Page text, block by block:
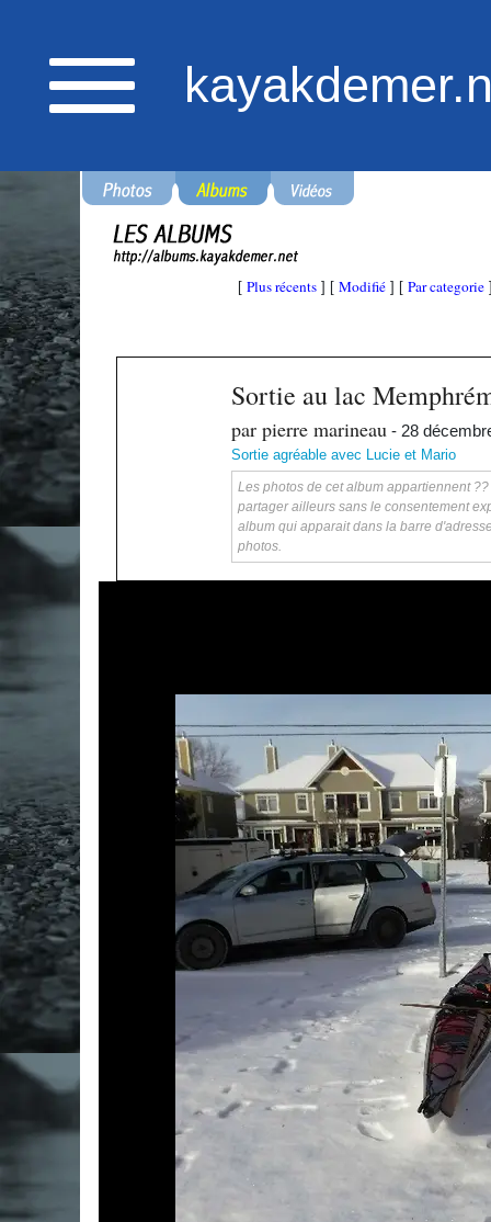
[ Plus récents ] [ Modifié ] [ Par categorie
Sortie au lac
par pierre marineau - 28
Sortie agréable avec Lucie et Mario
Les photos de cet album appartiennent
partager ailleurs sans le consentement
album qui apparait dans la barre
photos.